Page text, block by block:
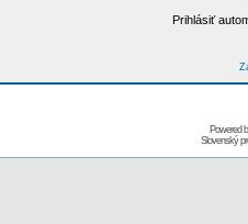
Prihlásiť
Powered
Slovenský